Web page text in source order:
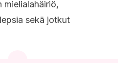
mielialahäiriö,
sekä jotkut